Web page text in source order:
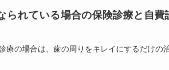
られている場合の保険診療と自費
療の場合は、歯の周りをキレイにするだけの